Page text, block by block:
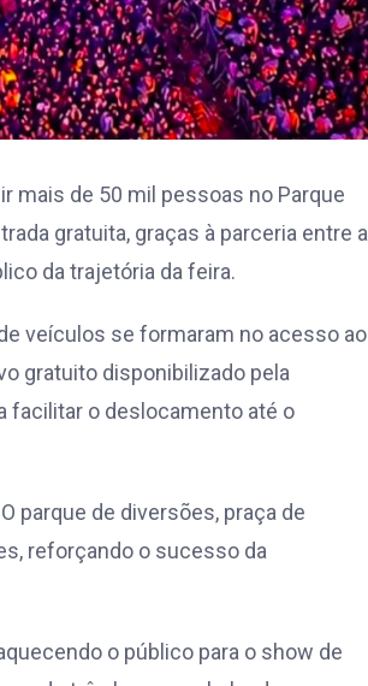
mais de 50 mil pessoas no Parque
gratuita, graças à parceria entre a
da trajetória da feira.
veículos se formaram no acesso ao
gratuito disponibilizado pela
facilitar o deslocamento até o
parque de diversões, praça de
reforçando o sucesso da
o público para o show de